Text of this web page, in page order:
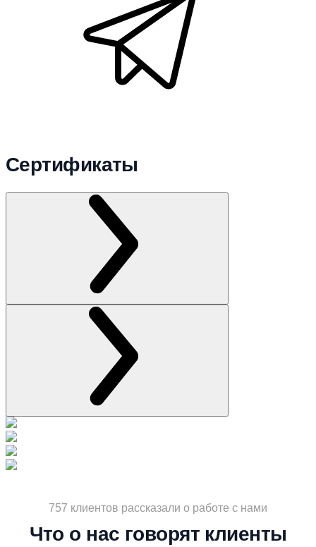
Сертификаты
757 клиентов рассказали о работе с нами
Что о нас говорят клиенты